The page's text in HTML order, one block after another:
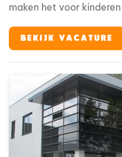
maken het voor
moment. We zijn
Fien & Teun, Woezel &
films en tv tot
parken en resorts
Familie Resort
bouwen aan een
merken, concepten en
BEKIJK VACATURE